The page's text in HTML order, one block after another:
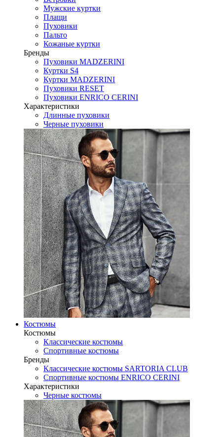
Мужские куртки
Плащи
Пуховики
Пальто
Кожаные куртки
Бренды
Пуховики MADZERINI
Куртки S4
Куртки MADZERINI
Пуховики RESET
Пуховики ENRICO CERINI
Характеристики
Длинные пуховики
Черные пуховики
Костюмы
Костюмы
Классические костюмы
Спортивные костюмы
Бренды
Классические костюмы SARTORIA CLUB
Спортивные костюмы ENRICO CERINI
Характеристики
Черные костюмы